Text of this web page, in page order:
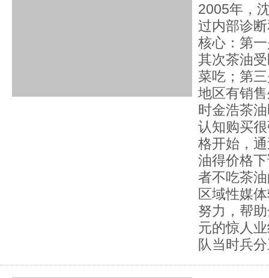
2005年，
过内部诊
核心：第
其次茶油
菜吃；第
地区有销
时金浩茶
认知购买
格开始，
油得价格
者不吃茶
区域性媒
努力，帮
元的惊人
队当时兵